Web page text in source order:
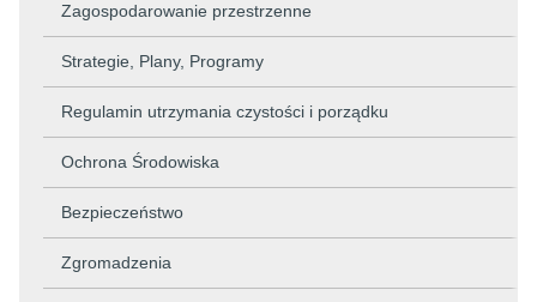
Zagospodarowanie przestrzenne
Strategie, Plany, Programy
Regulamin utrzymania czystości i porządku
Ochrona Środowiska
Bezpieczeństwo
Zgromadzenia